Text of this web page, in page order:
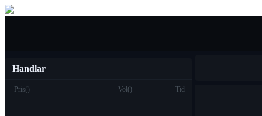
Handlar
Pris() Vol () Tid